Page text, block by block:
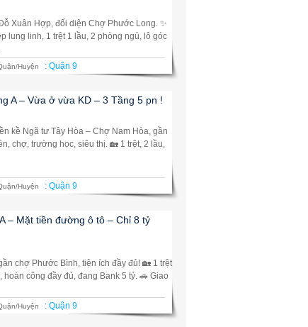
Xuân Hợp, đối diện Chợ Phước Long. ✨
lung linh, 1 trệt 1 lầu, 2 phòng ngủ, lô góc
Huyện : Quận 9
A – Vừa ở vừa KD – 3 Tầng 5 pn !
kề Ngã tư Tây Hòa – Chợ Nam Hòa, gần
chợ, trường học, siêu thị. 🏡 1 trệt, 2 lầu,
Huyện : Quận 9
– Mặt tiền đường ô tô – Chỉ 8 tỷ
chợ Phước Bình, tiện ích đầy đủ! 🏡 1 trệt
công đầy đủ, đang Bank 5 tỷ. 🚗 Giao
Huyện : Quận 9